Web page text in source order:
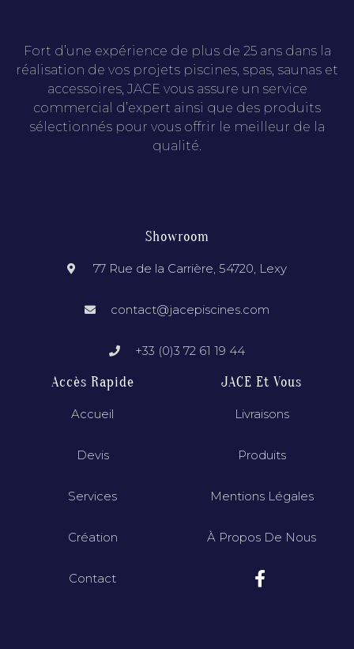
Fort d’une expérience de plus de 25 ans dans la
réalisation de vos projets piscines, spas, saunas et
accessoires, JACE vous assure un service
commercial d’expert ainsi que des produits
sélectionnés pour vous offrir le meilleur de la
qualité.
Showroom
77 Rue de la Carrière, 54720, Lexy
contact@jacepiscines.com
+33 (0)3 72 61 19 44
Accès Rapide
Accueil
Devis
Services
Création
Contact
JACE Et Vous
Livraisons
Produits
Mentions Légales
À Propos De Nous